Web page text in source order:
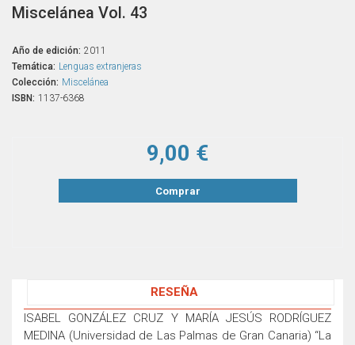
Miscelánea Vol. 43
Año de edición: 2011
Temática: Lenguas extranjeras
Colección: Miscelánea
ISBN: 1137-6368
9,00 €
Comprar
RESEÑA
ISABEL GONZÁLEZ CRUZ Y MARÍA JESÚS RODRÍGUEZ
MEDINA (Universidad de Las Palmas de Gran Canaria) “La